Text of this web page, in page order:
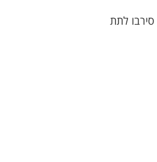
סירבו לתת